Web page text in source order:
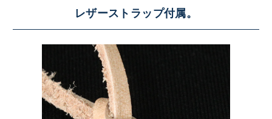
レザーストラップ付属。